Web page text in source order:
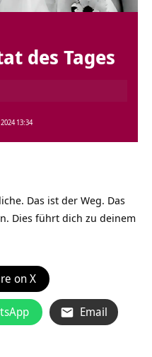
des Tages
13:34
Das ist der Weg. Das
Dies führt dich zu deinem
on X
Email